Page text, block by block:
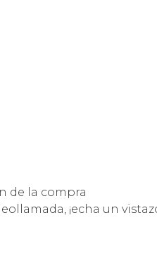
de la compra
¡echa un